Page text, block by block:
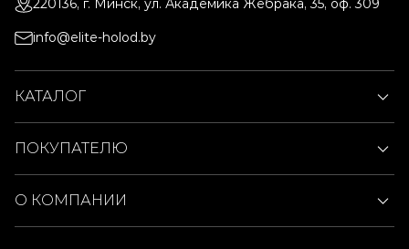
220136, г. Минск, ул. Академика Жебрака, 35, оф. 309
info@elite-holod.by
КАТАЛОГ
ПОКУПАТЕЛЮ
О КОМПАНИИ